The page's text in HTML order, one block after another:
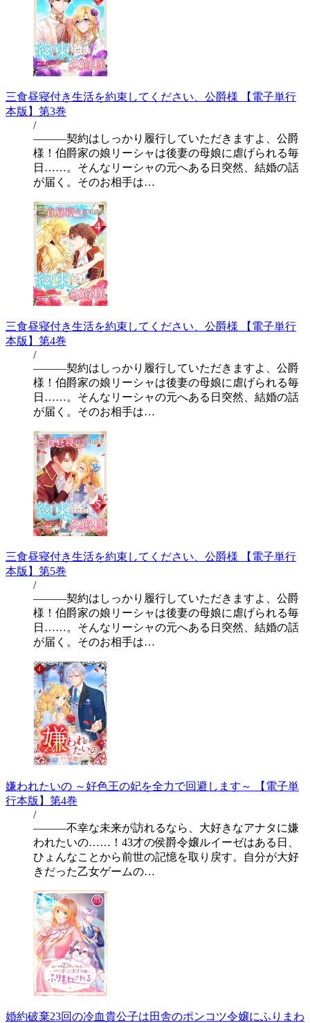
三食昼寝付き生活を約束してください、公爵様 【電子単行
本版】第3巻
/
―――契約はしっかり履行していただきますよ、公爵
様！伯爵家の娘リーシャは後妻の母娘に虐げられる毎
日……。そんなリーシャの元へある日突然、結婚の話
が届く。そのお相手は…
三食昼寝付き生活を約束してください、公爵様 【電子単行
本版】第4巻
/
―――契約はしっかり履行していただきますよ、公爵
様！伯爵家の娘リーシャは後妻の母娘に虐げられる毎
日……。そんなリーシャの元へある日突然、結婚の話
が届く。そのお相手は…
三食昼寝付き生活を約束してください、公爵様 【電子単行
本版】第5巻
/
―――契約はしっかり履行していただきますよ、公爵
様！伯爵家の娘リーシャは後妻の母娘に虐げられる毎
日……。そんなリーシャの元へある日突然、結婚の話
が届く。そのお相手は…
嫌われたいの ～好色王の妃を全力で回避します～ 【電子単
行本版】第4巻
/
―――不幸な未来が訪れるなら、大好きなアナタに嫌
われたいの……！43才の侯爵令嬢ルイーゼはある日、
ひょんなことから前世の記憶を取り戻す。自分が大好
きだった乙女ゲームの…
婚約破棄23回の冷血貴公子は田舎のポンコツ令嬢にふりまわ